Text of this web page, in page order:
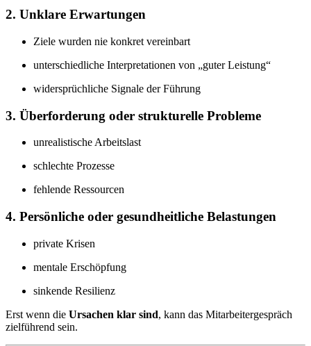
2. Unklare Erwartungen
Ziele wurden nie konkret vereinbart
unterschiedliche Interpretationen von „guter Leistung“
widersprüchliche Signale der Führung
3. Überforderung oder strukturelle Probleme
unrealistische Arbeitslast
schlechte Prozesse
fehlende Ressourcen
4. Persönliche oder gesundheitliche Belastungen
private Krisen
mentale Erschöpfung
sinkende Resilienz
Erst wenn die Ursachen klar sind, kann das Mitarbeitergespräch
zielführend sein.